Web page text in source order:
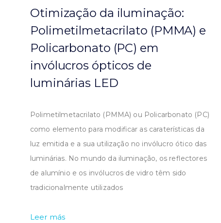
Otimização da iluminação:
Polimetilmetacrilato (PMMA) e
Policarbonato (PC) em
invólucros ópticos de
luminárias LED
Polimetilmetacrilato (PMMA) ou Policarbonato (PC)
como elemento para modificar as caraterísticas da
luz emitida e a sua utilização no invólucro ótico das
luminárias. No mundo da iluminação, os reflectores
de alumínio e os invólucros de vidro têm sido
tradicionalmente utilizados
Leer más